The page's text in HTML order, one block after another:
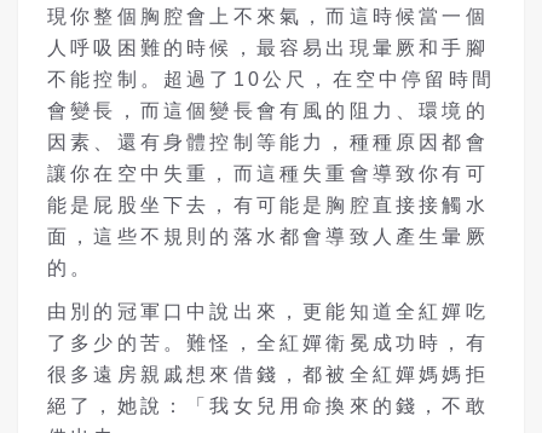
現你整個胸腔會上不來氣，而這時候當一個
人呼吸困難的時候，最容易出現暈厥和手腳
不能控制。超過了10公尺，在空中停留時間
會變長，而這個變長會有風的阻力、環境的
因素、還有身體控制等能力，種種原因都會
讓你在空中失重，而這種失重會導致你有可
能是屁股坐下去，有可能是胸腔直接接觸水
面，這些不規則的落水都會導致人產生暈厥
的。
由別的冠軍口中說出來，更能知道全紅嬋吃
了多少的苦。難怪，全紅嬋衛冕成功時，有
很多遠房親戚想來借錢，都被全紅嬋媽媽拒
絕了，她說：「我女兒用命換來的錢，不敢